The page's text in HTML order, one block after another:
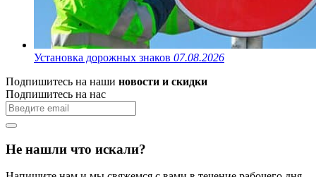
Установка дорожных знаков 07.08.2026
Подпишитесь на наши новости и скидки
Подпишитесь на нас
Не нашли что искали?